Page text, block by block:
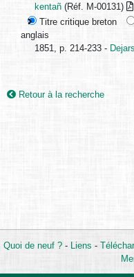
Titre critique breton
anglais
kentañ (Réf. M-00131)
1851, p. 214-233 -
Retour à la recherche
Quoi de neuf ?- Liens -